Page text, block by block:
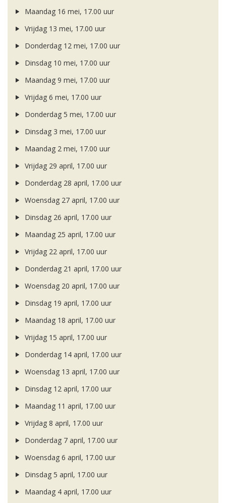
Maandag 16 mei, 17.00 uur
Vrijdag 13 mei, 17.00 uur
Donderdag 12 mei, 17.00 uur
Dinsdag 10 mei, 17.00 uur
Maandag 9 mei, 17.00 uur
Vrijdag 6 mei, 17.00 uur
Donderdag 5 mei, 17.00 uur
Dinsdag 3 mei, 17.00 uur
Maandag 2 mei, 17.00 uur
Vrijdag 29 april, 17.00 uur
Donderdag 28 april, 17.00 uur
Woensdag 27 april, 17.00 uur
Dinsdag 26 april, 17.00 uur
Maandag 25 april, 17.00 uur
Vrijdag 22 april, 17.00 uur
Donderdag 21 april, 17.00 uur
Woensdag 20 april, 17.00 uur
Dinsdag 19 april, 17.00 uur
Maandag 18 april, 17.00 uur
Vrijdag 15 april, 17.00 uur
Donderdag 14 april, 17.00 uur
Woensdag 13 april, 17.00 uur
Dinsdag 12 april, 17.00 uur
Maandag 11 april, 17.00 uur
Vrijdag 8 april, 17.00 uur
Donderdag 7 april, 17.00 uur
Woensdag 6 april, 17.00 uur
Dinsdag 5 april, 17.00 uur
Maandag 4 april, 17.00 uur